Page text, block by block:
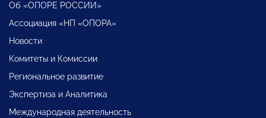
Об «ОПОРЕ РОССИИ»
Ассоциация «НП «ОПОРА»
Новости
Комитеты и Комиссии
Региональное развитие
Экспертиза и Аналитика
Международная деятельность